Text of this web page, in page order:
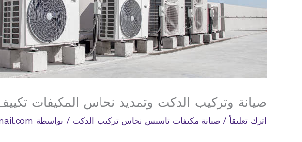
صيانة وتركيب الدكت وتمديد نحاس المكيفات
اترك تعليقاً / صيانة مكيفات تاسيس نحاس تركيب الدكت / بواسطة